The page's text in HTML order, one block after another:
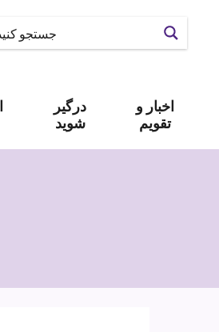
درگیر
شوید
اخبار و
تقویم